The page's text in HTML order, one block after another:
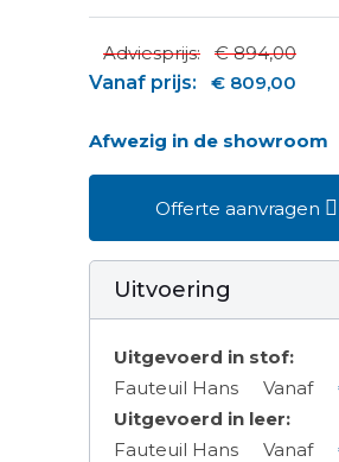
Adviesprijs:
€ 894,00
Vanaf prijs:
€ 809,00
Afwezig in de showroom
Offerte aanvragen
Uitvoering
Uitgevoerd in stof:
Fauteuil Hans
Vanaf
Uitgevoerd in leer:
Fauteuil Hans
Vanaf